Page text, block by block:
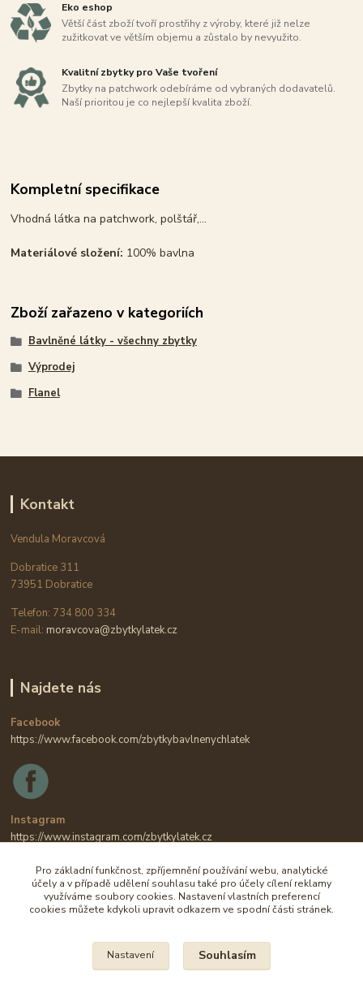
Eko eshop
Větší část zboží tvoří prostřihy z výroby, které již nelze
zužitkovat ve větším objemu a zůstalo by nevyužito.
Kvalitní zbytky pro Vaše tvoření
Zbytky na patchwork odebíráme od vybraných dodavatelů.
Naší prioritou je co nejlepší kvalita zboží.
Kompletní specifikace
Vhodná látka na patchwork, polštář,...
Materiálové složení: 100% bavlna
Zboží zařazeno v kategoriích
Bavlněné látky - všechny zbytky
Výprodej
Flanel
Kontakt
Vendula Moravcová
Dobratice 311
73951 Dobratice
Telefon: 734 800 334
E-mail: moravcova@zbytkylatek.cz
Najdete nás
Facebook
https://www.facebook.com/zbytkybavlnenychlatek
Instagram
https://www.instagram.com/zbytkylatek.cz
Pro základní funkčnost, zpříjemnění používání webu, analytické
účely a v případě udělení souhlasu také pro účely cílení reklamy
využíváme soubory cookies. Nastavení vlastních preferencí
cookies můžete kdykoli upravit odkazem ve spodní části stránek.
Nastavení Souhlasím